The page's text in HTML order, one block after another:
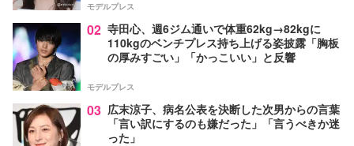
モデルプレス
02 寺田心、週6ジム通いで体重62kg→82kgに
110kgのベンチプレス持ち上げる姿披露「胸板
の厚みすごい」「かっこいい」と反響
モデルプレス
03 広末涼子、病名公表を決断した次男からの言葉
「言い訳にするのも嫌だった」「言うべきか迷
った」